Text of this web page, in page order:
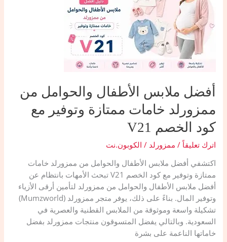
تنقل
آمن
وخفيف
الخصم
أفضل ملابس الأطفال والحوامل من
ممزورلد خامات ممتازة وتوفير مع
كود الخصم V21
اترك تعليقاً / ممزورلد / الكوبون.نت
اكتشفي أفضل ملابس الأطفال والحوامل من ممزورلد خامات
ممتازة وتوفير مع كود الخصم V21 ​تبحث الأمهات بانتظام عن
أفضل ملابس الأطفال والحوامل من ممزورلد لتأمين أرقى الأزياء
وتوفير المال. بناءً على ذلك، يوفر متجر ممزورلد (Mumzworld)
تشكيلة واسعة وموثوقة من الملابس القطنية والعصرية في
السعودية. وبالتالي يفضل المتسوقون منتجات ممزورلد بفضل
خاماتها الناعمة على بشرة